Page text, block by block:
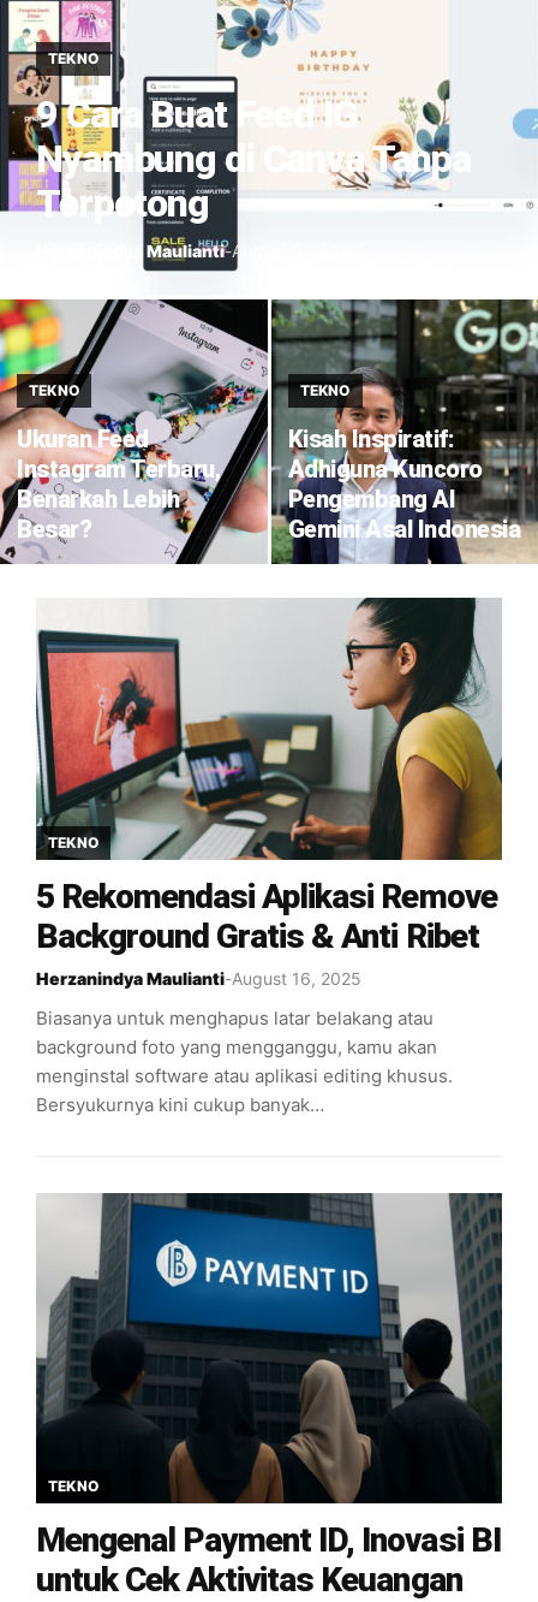
TEKNO
9 Cara Buat Feed IG
Nyambung di Canva Tanpa
Terpotong
Herzanindya Maulianti-August 31, 2025
TEKNO
Ukuran Feed
Instagram Terbaru,
Benarkah Lebih
Besar?
TEKNO
Kisah Inspiratif:
Adhiguna Kuncoro
Pengembang AI
Gemini Asal Indonesia
TEKNO
5 Rekomendasi Aplikasi Remove
Background Gratis & Anti Ribet
Herzanindya Maulianti-August 16, 2025
Biasanya untuk menghapus latar belakang atau
background foto yang mengganggu, kamu akan
menginstal software atau aplikasi editing khusus.
Bersyukurnya kini cukup banyak…
TEKNO
Mengenal Payment ID, Inovasi BI
untuk Cek Aktivitas Keuangan